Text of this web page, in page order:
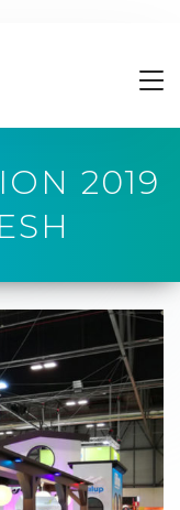
2019